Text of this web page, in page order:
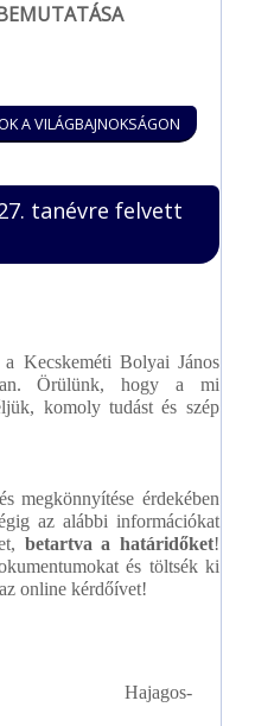
A VILÁGBAJNOKSÁGON
tanévre felvett
Kecskeméti Bolyai János
Örülünk, hogy a mi
komoly tudást és szép
megkönnyítése érdekében
az alábbi információkat
betartva a határidőket!
és töltsék ki
online kérdőívet!
Hajagos-